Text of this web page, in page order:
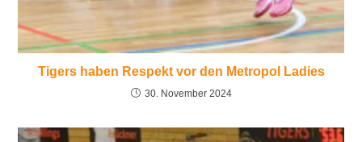
Tigers haben Respekt vor den Metropol Ladies
30. November 2024